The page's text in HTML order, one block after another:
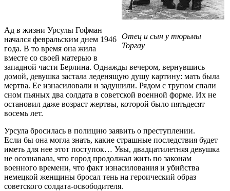
Отец и сын у тюрьмы
Торгау
Ад в жизни Урсулы Гофман
начался февральским днем 1946
года. В то время она жила
вместе со своей матерью в
западной части Берлина. Однажды вечером, вернувшись
домой, девушка застала леденящую душу картину: мать была
мертва. Ее изнасиловали и задушили. Рядом с трупом спали
сном пьяных два солдата в советской военной форме. Их не
остановил даже возраст жертвы, которой было пятьдесят
восемь лет.
Урсула бросилась в полицию заявить о преступлении.
Если бы она могла знать, какие страшные последствия будет
иметь для нее этот поступок… Увы, двадцатилетняя девушка
не осознавала, что город продолжал жить по законам
военного времени, что факт изнасилования и убийства
немецкой женщины бросал тень на героический образ
советского солдата-освободителя.